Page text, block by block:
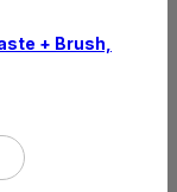
+ Brush,